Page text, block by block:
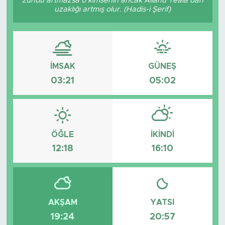
uzaklığı artmış olur. (Hadis-i Şerif)
İMSAK
03:21
GÜNEŞ
05:02
ÖĞLE
12:18
İKINDI
16:10
AKŞAM
19:24
YATSI
20:57
Resmi İlanlar
Söyleşi
Foto Şaka
Teknoloji
Politika